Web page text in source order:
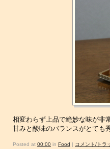
相変わらず上品で絶妙な味が非
甘みと酸味のバランスがとても
Posted at 00:00 in Food | コメント/トラ